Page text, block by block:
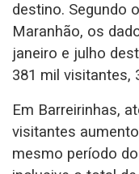
destino. Segundo
Maranhão, os
janeiro e julho
381 mil visitantes,
Em Barreirinhas,
visitantes
mesmo período